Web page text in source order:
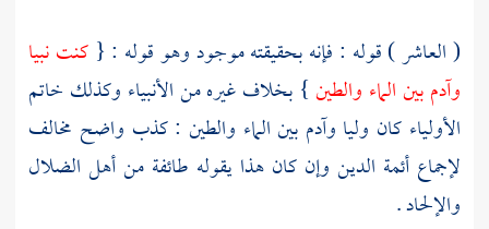
( العاشر ) قوله : فإنه بحقيقته موجود وهو قوله : { كنت نبيا
وآدمبين الماء والطين} بخلاف غيره من الأنبياء وكذلك خاتم
الأولياء كان وليا وآدم بين الماء والطين : كذب واضح مخالف
لإجماع أئمة الدين وإن كان هذا يقوله طائفة من أهل الضلال
والإلحاد .